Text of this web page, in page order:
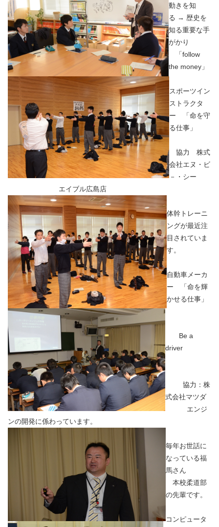
動きを知
る → 歴史を
知る重要な手
がかり
「follow
the money」
スポーツイン
ストラクタ
ー 「命を守
る仕事」
協力 株式
会社エヌ・ビ
－・シー
エイブル広島店
体幹トレーニ
ングが最近注
目されていま
す。
自動車メーカ
ー 「命を輝
かせる仕事」
Be a
driver
協力：株
式会社マツダ
エンジ
ンの開発に係わっています。
毎年お世話に
なっている福
馬さん
本校柔道部
の先輩です。
コンピュータ